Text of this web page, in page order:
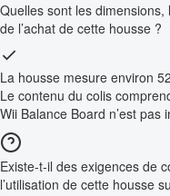
Quelles sont les
de l’achat de cette housse ?
La housse mesure environ
Le contenu du colis
Wii Balance Board n’est pas
Existe-t-il des exigences de
l’utilisation de cette housse